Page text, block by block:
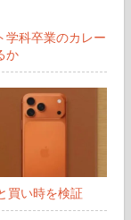
学科卒業のカレー
か
買い時を検証